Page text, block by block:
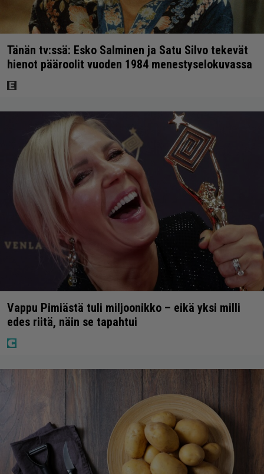
Tänän tv:ssä: Esko Salminen ja Satu Silvo tekevät
hienot pääroolit vuoden 1984 menestyselokuvassa
Vappu Pimiästä tuli miljoonikko – eikä yksi milli
edes riitä, näin se tapahtui